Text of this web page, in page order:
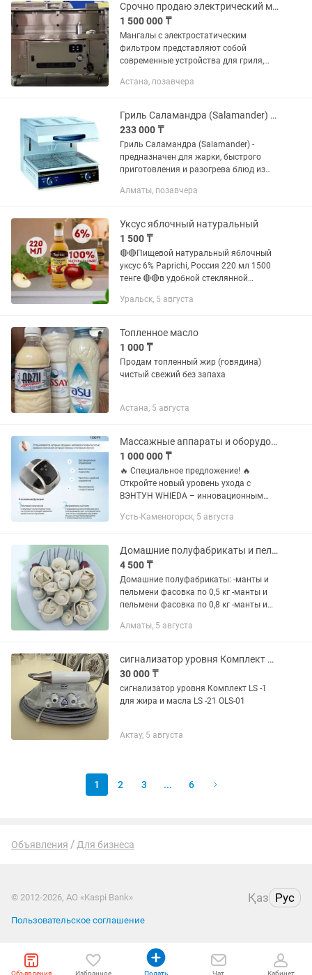
Срочно продаю электрический мангал б/у в хорошем состоянии
1 500 000 ₸
Мангалы с электростатическим
фильтром представляют собой
современные устройства для гриля,
очистки воздуха, основанной на
используются...
Астана, позавчера
Гриль Саламандра (Salamander) - предназначен для жарки
233 000 ₸
Гриль Саламандра (Salamander) -
предназначен для жарки, быстрого
приготовления и разогрева блюд из
на предприятиях общественного
Алматы, позавчера
Уксус яблочный натуральный
1 500 ₸
🔴🔴Пищевой натуральный яблочный
уксус 6% Paprichi, Россия 220 мл 1500
тенге 🔴🔴в удобной стеклянной
и салатов, приготовления домашних
Уральск, 5 августа
Топленное масло
1 000 ₸
Продам топленный жир (говядина)
чистый свежий без запаха
Астана, 5 августа
Массажные аппараты и оборудование для салонов красоты и МАССАЖНЫХ КАБИНЕТОВ
1 000 000 ₸
🔥 Специальное предложение! 🔥
Откройте новый уровень ухода с
ВЭНТУН WHIEDA – инновационным
который объединяет передовые
Усть-Каменогорск, 5 августа
Домашние полуфабрикаты и пельмени
4 500 ₸
Домашние полуфабрикаты: -манты и
пельмени фасовка по 0,5 кг -манты и
пельмени фасовка по 0,8 кг -манты и
фрикадельки Все виды фарша, без
Алматы, 5 августа
сигнализатор уровня Комплект LS -1 для жира и масла LS -21 OLS-01
30 000 ₸
сигнализатор уровня Комплект LS -1
для жира и масла LS -21 OLS-01
Актау, 5 августа
1 2 3 ... 6
Объявления Для бизнеса
© 2012-2026, АО «Kaspi Bank» Қаз Рус
Пользовательское соглашение
Объявления Избранное Подать Чат Кабинет